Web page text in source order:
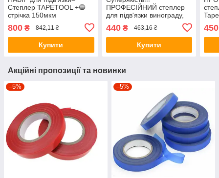
Степлер TAPETOOL +🔵
стрічка 150мкм
+ніж+пружина)
800 ₴ 842,11 ₴
Купити
ПРОФЕСІЙНИЙ степлер
для підв'язки винограду,
малини, квітів TAPETOOL
440₴ 463,16 ₴
Купити
450
Акційні пропозиції та новинки
–5% –5%